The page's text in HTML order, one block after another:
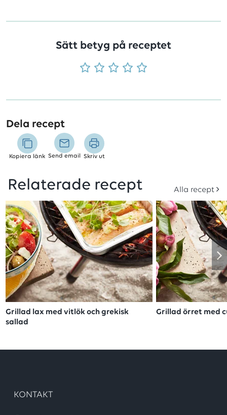
Sätt betyg på receptet
Dela recept
Kopiera länk Send email Skriv ut
Relaterade recept Alla recept
Grillad lax med vitlök och grekisk
sallad
Grillad örret med
KONTAKT